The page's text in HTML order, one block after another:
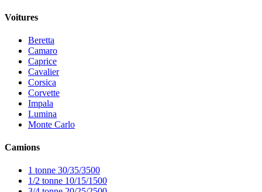
Voitures
Beretta
Camaro
Caprice
Cavalier
Corsica
Corvette
Impala
Lumina
Monte Carlo
Camions
1 tonne 30/35/3500
1/2 tonne 10/15/1500